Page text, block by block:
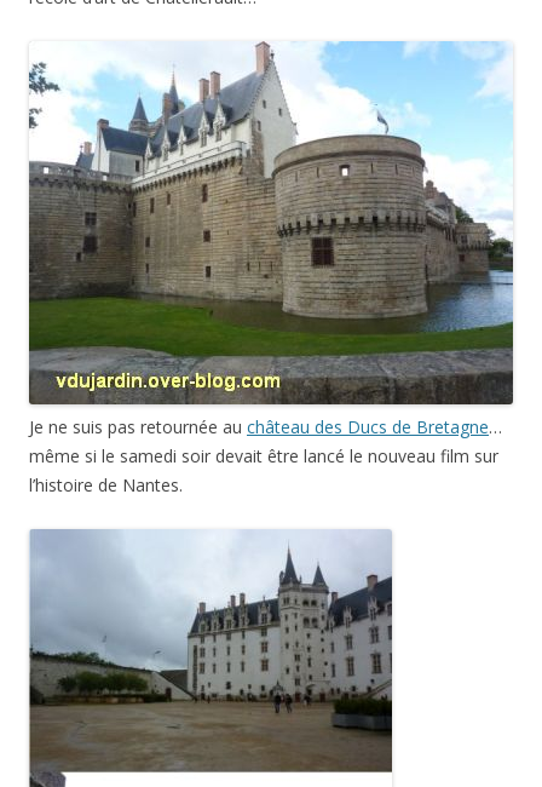
Je ne suis pas retournée au château des Ducs de Bretagne…
même si le samedi soir devait être lancé le nouveau film sur
l’histoire de Nantes.